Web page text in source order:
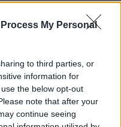
My Personal
to third parties, or
information for
the below opt-out
note that after your
continue seeing